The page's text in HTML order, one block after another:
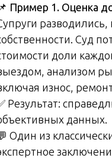
Пример 1. Оценка
Суд
доли
анализом
износ,
Результат:
данных.
Один из